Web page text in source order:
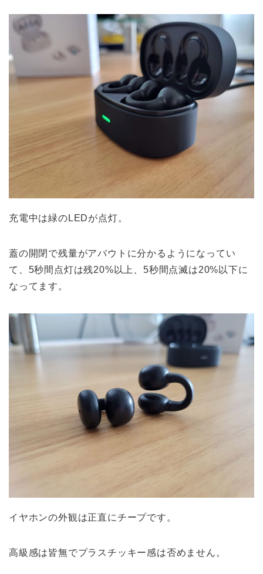
充電中は緑のLEDが点灯。
蓋の開閉で残量がアバウトに分かるようになってい
て、5秒間点灯は残20%以上、5秒間点滅は20%以下に
なってます。
イヤホンの外観は正直にチープです。
高級感は皆無でプラスチッキー感は否めません。